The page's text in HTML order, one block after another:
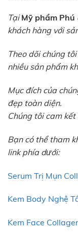
TạiMỹ phẩm Phú
khách hàng với
Theo dõi chúng
nhiều sản phẩm
Mục đích của
đẹp toàn diện.
Chúng tôi cam
Bạn có thể tham
link phía dưới:
Serum Trị Mụn
Kem Body Nghệ
Kem Face